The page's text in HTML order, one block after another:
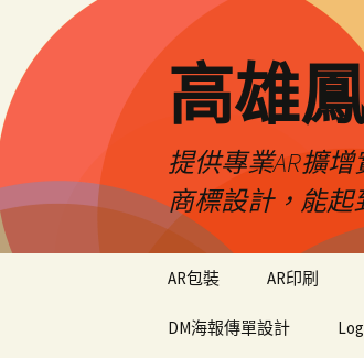
高雄
提供專業AR擴
商標設計，能起
AR包裝 AR印刷
DM海報傳單設計